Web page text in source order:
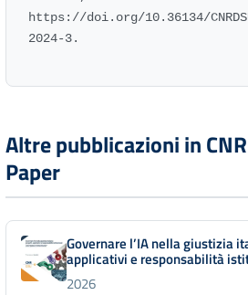
https://doi.org/10.36134/
2024-3.
Altre pubblicazioni in
Paper
Governare l’IA nella giustizia
applicativi e responsabilità
2026